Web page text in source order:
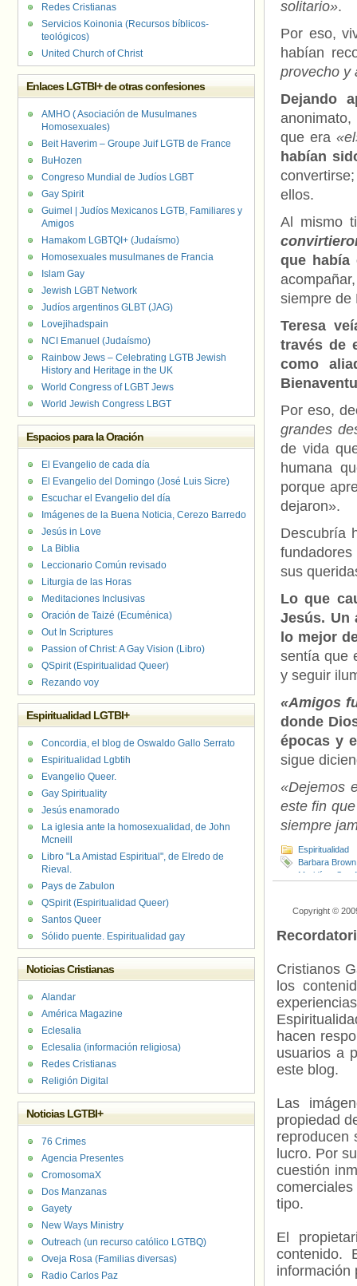
solitario».
Por eso,
habían
provecho y
Dejando
que era
habían
ellos.
Al mismo
que había
siempre de
Teresa
través de
como
Por eso,
grandes
de vida
humana
porque
dejaron».
Descubría
sus
Lo que
Jesús. Un
lo mejor
sentía que
y seguir
«Amigos
donde
épocas y
sigue
«Dejemos
este fin
siempre
Espiritualidad
Barbara Brown
Maridíaz
San
Copyright ©
Cristianos
los
hacen
usuarios a
este blog.
Las
propiedad
reproducen
lucro. Por
cuestión
tipo.
El
contenido.
información
Redes Cristianas
Servicios Koinonia (Recursos bíblicos-
teológicos)
United Church of Christ
Enlaces LGTBI+ de otras confesiones
AMHO ( Asociación de Musulmanes
Homosexuales)
Beit Haverim – Groupe Juif LGTB de France
BuHozen
Congreso Mundial de Judíos LGBT
Gay Spirit
Guimel | Judíos Mexicanos LGTB, Familiares y
Amigos
Hamakom LGBTQI+ (Judaísmo)
Homosexuales musulmanes de Francia
Islam Gay
Jewish LGBT Network
Judíos argentinos GLBT (JAG)
Lovejihadspain
NCI Emanuel (Judaísmo)
Rainbow Jews – Celebrating LGTB Jewish
History and Heritage in the UK
World Congress of LGBT Jews
World Jewish Congress LBGT
Espacios para la Oración
El Evangelio de cada día
El Evangelio del Domingo (José Luis Sicre)
Escuchar el Evangelio del día
Imágenes de la Buena Noticia, Cerezo Barredo
Jesús in Love
La Biblia
Leccionario Común revisado
Liturgia de las Horas
Meditaciones Inclusivas
Oración de Taizé (Ecuménica)
Out In Scriptures
Passion of Christ: A Gay Vision (Libro)
QSpirit (Espiritualidad Queer)
Rezando voy
Espiritualidad LGTBI+
Concordia, el blog de Oswaldo Gallo Serrato
Espiritualidad Lgbtih
Evangelio Queer.
Gay Spirituality
Jesús enamorado
La iglesia ante la homosexualidad, de John
Mcneill
Libro "La Amistad Espiritual", de Elredo de
Rieval.
Pays de Zabulon
QSpirit (Espiritualidad Queer)
Santos Queer
Sólido puente. Espiritualidad gay
Noticias Cristianas
Alandar
América Magazine
Eclesalia
Eclesalia (información religiosa)
Redes Cristianas
Religión Digital
Noticias LGTBI+
76 Crimes
Agencia Presentes
CromosomaX
Dos Manzanas
Gayety
New Ways Ministry
Outreach (un recurso católico LGTBQ)
Oveja Rosa (Familias diversas)
Radio Carlos Paz